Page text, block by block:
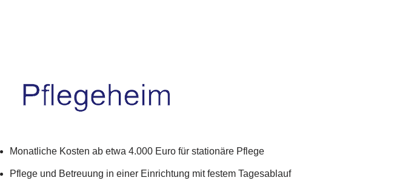
Monatliche Kosten ab etwa 4.000 Euro für stationäre Pflege
Pflege und Betreuung in einer Einrichtung mit festem Tagesablauf